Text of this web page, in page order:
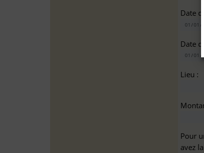
Date
Date
Lieu :
Pour
avez